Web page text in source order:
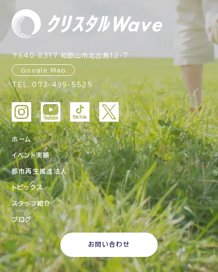
〒640-8317 和歌山市北出島12-7
Google Map
TEL.073-499-5525
ホーム
イベント実績
都市再生推進法人
トピックス
スタッフ紹介
ブログ
お問い合わせ